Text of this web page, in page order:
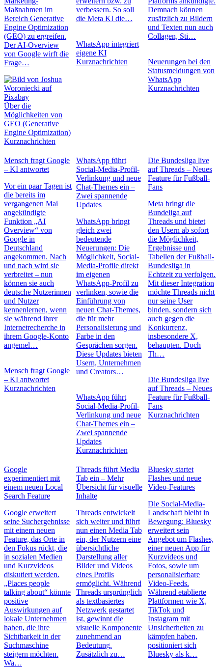
Maßnahmen im
Bereich Generative
Engine Optimization
(GEO) zu ergreifen.
Der AI-Overview
von Google wirft die
Frage…
Über die
Möglichkeiten von
GEO (Generative
Engine Optimization)
Kurznachrichten
verbessern. So soll
die Meta KI die…
WhatsApp integriert
eigene KI
Kurznachrichten
Demnach können
zusätzlich zu Bildern
und Texten nun auch
Collagen, Sti…
Neuerungen bei den
Statusmeldungen von
WhatsApp
Kurznachrichten
Mensch fragt Google
– KI antwortet
Vor ein paar Tagen ist
die bereits im
vergangenen Mai
angekündigte
Funktion „AI
Overview“ von
Google in
Deutschland
angekommen. Nach
und nach wird sie
verbreitet – nun
können sie auch
deutsche Nutzerinnen
und Nutzer
kennenlernen, wenn
sie während ihrer
Internetrecherche in
ihrem Google-Konto
angemel…
Mensch fragt Google
– KI antwortet
Kurznachrichten
WhatsApp führt
Social-Media-Profil-
Verlinkung und neue
Chat-Themes ein –
Zwei spannende
Updates
WhatsApp bringt
gleich zwei
bedeutende
Neuerungen: Die
Möglichkeit, Social-
Media-Profile direkt
im eigenen
WhatsApp-Profil zu
verlinken, sowie die
Einführung von
neuen Chat-Themes,
die für mehr
Personalisierung und
Farbe in den
Gesprächen sorgen.
Diese Updates bieten
Usern, Unternehmen
und Creators…
WhatsApp führt
Social-Media-Profil-
Verlinkung und neue
Chat-Themes ein –
Zwei spannende
Updates
Kurznachrichten
Die Bundesliga live
auf Threads – Neues
Feature für Fußball-
Fans
Meta bringt die
Bundeliga auf
Threads und bietet
den Usern ab sofort
die Möglichkeit,
Ergebnisse und
Tabellen der Fußball-
Bundesliga in
Echtzeit zu verfolgen.
Mit dieser Integration
möchte Threads nicht
nur seine User
binden, sondern sich
auch gegen die
Konkurrenz,
insbesondere X,
behaupten. Doch
Th…
Die Bundesliga live
auf Threads – Neues
Feature für Fußball-
Fans
Kurznachrichten
Google
experimentiert mit
einem neuen Local
Search Feature
Google erweitert
seine Suchergebnisse
mit einem neuen
Feature, das Orte in
den Fokus rückt, die
in sozialen Medien
und Kurzvideos
diskutiert werden.
„Places people
talking about“ könnte
positive
Auswirkungen auf
lokale Unternehmen
haben, die ihre
Sichtbarkeit in der
Suchmaschine
steigern möchten.
Wa…
Threads führt Media
Tab ein – Mehr
Übersicht für visuelle
Inhalte
Threads entwickelt
sich weiter und führt
nun einen Media Tab
ein, der Nutzern eine
übersichtliche
Darstellung aller
Bilder und Videos
eines Profils
ermöglicht. Während
Threads ursprünglich
als textbasiertes
Netzwerk gestartet
ist, gewinnt die
visuelle Komponente
zunehmend an
Bedeutung.
Zusätzlich zu…
Bluesky startet
Flashes und neue
Video-Features
Die Social-Media-
Landschaft bleibt in
Bewegung: Bluesky
erweitert sein
Angebot um Flashes,
einer neuen App für
Kurzvideos und
Fotos, sowie um
personalisierbare
Video-Feeds.
Während etablierte
Plattformen wie X,
TikTok und
Instagram mit
Unsicherheiten zu
kämpfen haben,
positioniert sich
Bluesky als k…